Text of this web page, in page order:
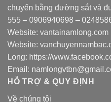
chuyển bằng đường sắt và
555 – 0906940698 –
Website: vantainamlong.com
Website:
Long: https://
Email:
HỖ TRỢ & QUY ĐỊNH
Về chúng tôi